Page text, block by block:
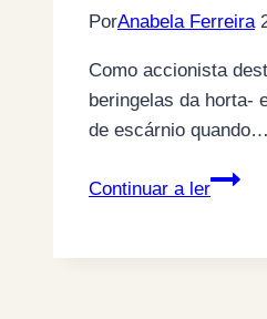
PorAnabela Ferreira
Como accionista
beringelas da horta-
de escárnio quando…
Continuar a ler
Na